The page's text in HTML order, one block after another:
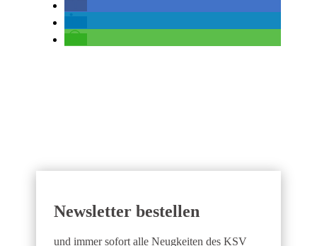
Newsletter bestellen
und immer sofort alle Neugkeiten des KSV